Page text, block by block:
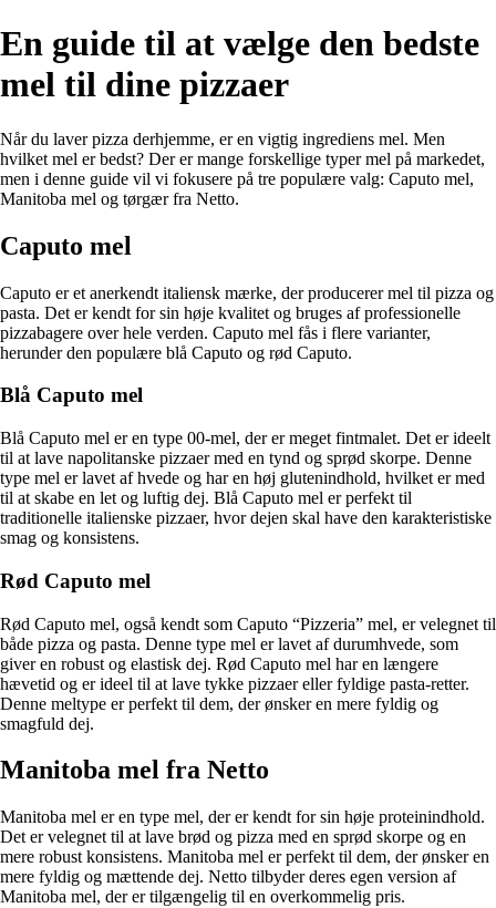
En guide til at vælge den bedste
mel til dine pizzaer
Når du laver pizza derhjemme, er en vigtig ingrediens mel. Men
hvilket mel er bedst? Der er mange forskellige typer mel på markedet,
men i denne guide vil vi fokusere på tre populære valg: Caputo mel,
Manitoba mel og tørgær fra Netto.
Caputo mel
Caputo er et anerkendt italiensk mærke, der producerer mel til pizza og
pasta. Det er kendt for sin høje kvalitet og bruges af professionelle
pizzabagere over hele verden. Caputo mel fås i flere varianter,
herunder den populære blå Caputo og rød Caputo.
Blå Caputo mel
Blå Caputo mel er en type 00-mel, der er meget fintmalet. Det er ideelt
til at lave napolitanske pizzaer med en tynd og sprød skorpe. Denne
type mel er lavet af hvede og har en høj glutenindhold, hvilket er med
til at skabe en let og luftig dej. Blå Caputo mel er perfekt til
traditionelle italienske pizzaer, hvor dejen skal have den karakteristiske
smag og konsistens.
Rød Caputo mel
Rød Caputo mel, også kendt som Caputo “Pizzeria” mel, er velegnet til
både pizza og pasta. Denne type mel er lavet af durumhvede, som
giver en robust og elastisk dej. Rød Caputo mel har en længere
hævetid og er ideel til at lave tykke pizzaer eller fyldige pasta-retter.
Denne meltype er perfekt til dem, der ønsker en mere fyldig og
smagfuld dej.
Manitoba mel fra Netto
Manitoba mel er en type mel, der er kendt for sin høje proteinindhold.
Det er velegnet til at lave brød og pizza med en sprød skorpe og en
mere robust konsistens. Manitoba mel er perfekt til dem, der ønsker en
mere fyldig og mættende dej. Netto tilbyder deres egen version af
Manitoba mel, der er tilgængelig til en overkommelig pris.